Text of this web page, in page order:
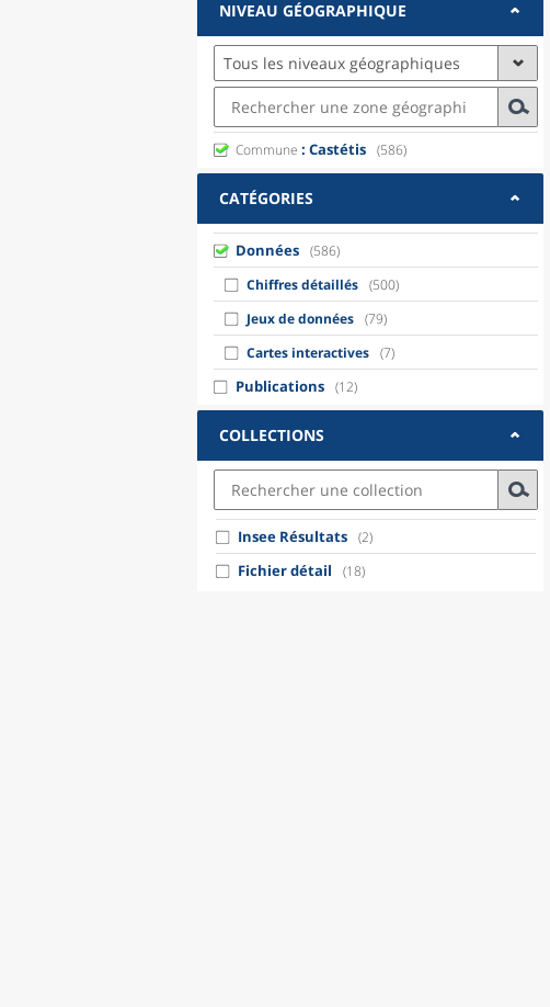
NIVEAU GÉOGRAPHIQUE
Tous les niveaux géographiques
Commune : Castétis (586)
CATÉGORIES
Données (586)
Chiffres détaillés (500)
Jeux de données (79)
Cartes interactives (7)
Publications (12)
COLLECTIONS
Insee Résultats (2)
Fichier détail (18)